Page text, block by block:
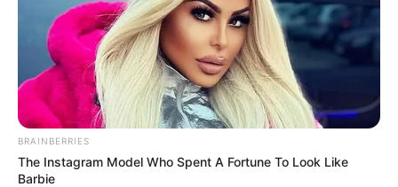
คนวันพุธ
ไพ่ประจำวันของท่านในวันนี้ คือ ไพ่การสื่อสาร
BRAINBERRIES
The Instagram Model Who Spent A Fortune To Look Like
Barbie